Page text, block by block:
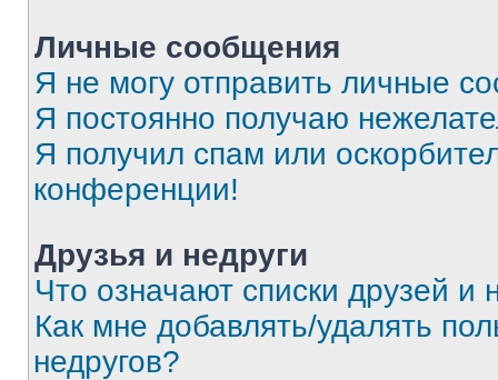
Личные сообщения
Я не могу отправить личные
Я постоянно получаю
Я получил спам или
конференции!
Друзья и недруги
Что означают списки друзей и
Как мне добавлять/удалять
недругов?